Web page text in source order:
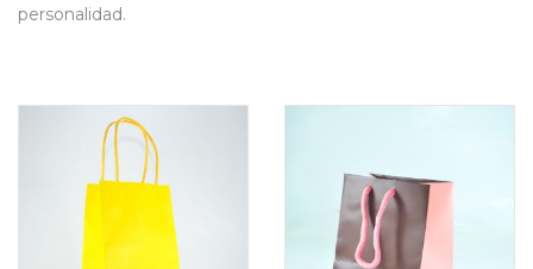
personalidad.